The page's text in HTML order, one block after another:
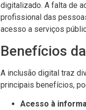
digitalizado. A falta de
profissional das
acesso a serviços
Benefícios
A inclusão digital traz
principais benefícios,
Acesso à